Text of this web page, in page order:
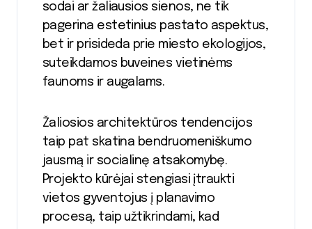
sodai ar žaliausios sienos, ne tik
pagerina estetinius pastato aspektus,
bet ir prisideda prie miesto ekologijos,
suteikdamos buveines vietinėms
faunoms ir augalams.
Žaliosios architektūros tendencijos
taip pat skatina bendruomeniškumo
jausmą ir socialinę atsakomybę.
Projekto kūrėjai stengiasi įtraukti
vietos gyventojus į planavimo
procesą, taip užtikrindami, kad